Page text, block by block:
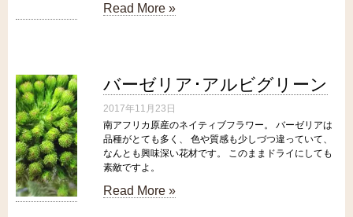
Read More »
バーゼリア･アルビグリーン
2017年11月23日
南アフリカ原産のネイティブフラワー。 バーゼリアは
品種がとても多く、 色や質感も少しづつ違っていて、
なんとも興味深い花材です。 このままドライにしても
素敵ですよ。
Read More »